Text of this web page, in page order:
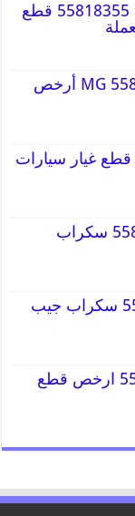
قطع غيار سيارات المانية 55818355 قطع
قطع غيار أم جي MG 55818355 أرخص
قطع غيار كيا 55818355 قطع غيار سيارات
قطع غيار باجيرو 55818355 سكراب
قطع غيار جيب 55818355 سكراب جيب
قطع غيار دودج 55818355 ارخص قطع